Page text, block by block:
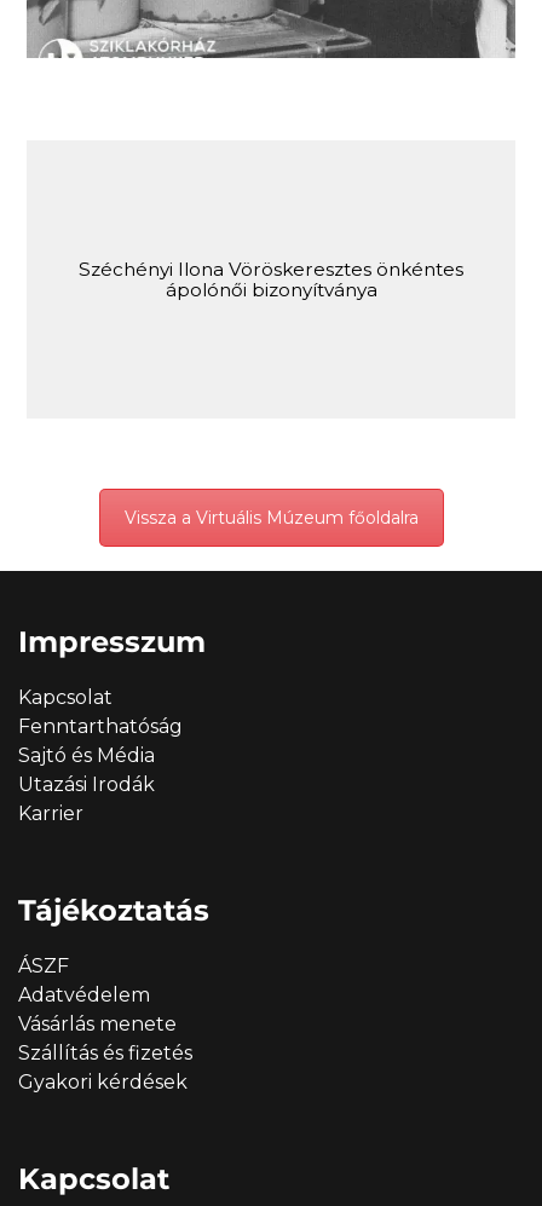
Széchényi Ilona Vöröskeresztes önkéntes
ápolónői bizonyítványa
Vissza a Virtuális Múzeum főoldalra
Impresszum
Kapcsolat
Fenntarthatóság
Sajtó és Média
Utazási Irodák
Karrier
Tájékoztatás
ÁSZF
Adatvédelem
Vásárlás menete
Szállítás és fizetés
Gyakori kérdések
Kapcsolat